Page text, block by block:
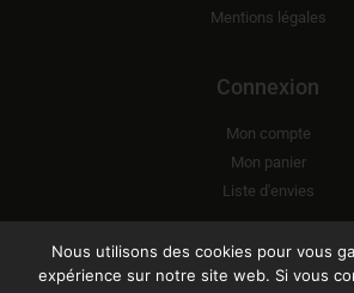
Mentions légales
Connexion
Mon compte
Mon panier
Liste d'envies
S'ABONNER À NOTRE
Nous utilisons des cookies pour vous
expérience sur notre site web. Si vous